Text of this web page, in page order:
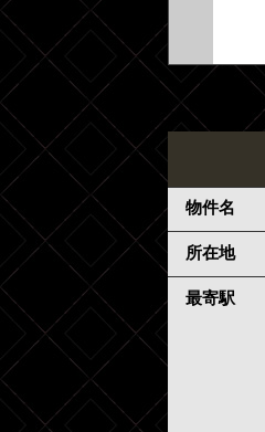
物件名
所在地
最寄駅